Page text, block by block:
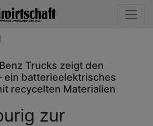
Trucks zeigt den
ein batterieelektrisches
recycelten Materialien
zur